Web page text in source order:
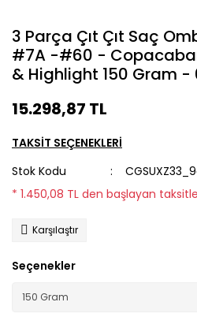
3 Parça Çıt Çıt Saç
#7A -#60 -
& Highlight 150 Gram -
15.298,87 TL
TAKSİT SEÇENEKLERİ
Stok Kodu
* 1.450,08 TL den başlayan
Karşılaştır
Seçenekler